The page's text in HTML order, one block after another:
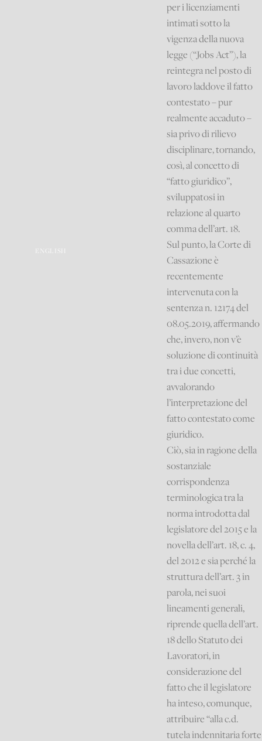
ENGLISH
per i licenziamenti
intimati sotto la
vigenza della nuova
legge (“Jobs Act”), la
reintegra nel posto di
lavoro laddove il fatto
contestato – pur
realmente accaduto –
sia privo di rilievo
disciplinare, tornando,
così, al concetto di
“fatto giuridico”,
sviluppatosi in
relazione al quarto
comma dell’art. 18.
Sul punto, la Corte di
Cassazione è
recentemente
intervenuta con la
sentenza n. 12174 del
08.05.2019, affermando
che, invero, non v’è
soluzione di continuità
tra i due concetti,
avvalorando
l’interpretazione del
fatto contestato come
giuridico.
Ciò, sia in ragione della
sostanziale
corrispondenza
terminologica tra la
norma introdotta dal
legislatore del 2015 e la
novella dell’art. 18, c. 4,
del 2012 e sia perché la
struttura dell’art. 3 in
parola, nei suoi
lineamenti generali,
riprende quella dell’art.
18 dello Statuto dei
Lavoratori, in
considerazione del
fatto che il legislatore
ha inteso, comunque,
attribuire “alla c.d.
tutela indennitaria forte